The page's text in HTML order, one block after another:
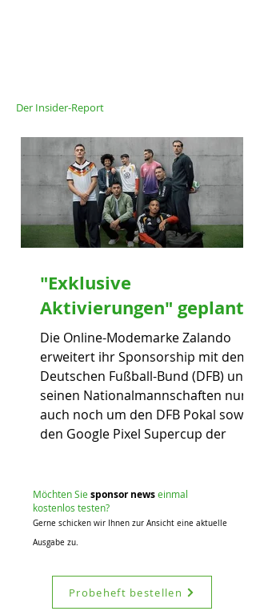
Der Insider-Report
"Exklusive
Aktivierungen" geplant
Die Online-Modemarke Zalando
erweitert ihr Sponsorship mit dem
Deutschen Fußball-Bund (DFB) und
seinen Nationalmannschaften nun
auch noch um den DFB Pokal sowie
den Google Pixel Supercup der
Möchten Sie sponsor newseinmal
kostenlos testen?
Gerne schicken wir Ihnen zur Ansicht eine aktuelle
Ausgabe zu.
Probeheft bestellen